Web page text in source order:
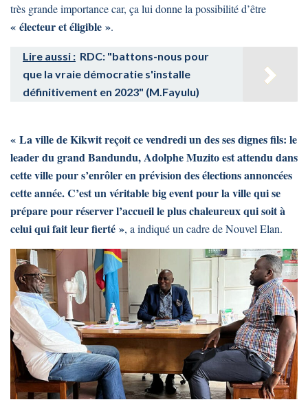
très grande importance car, ça lui donne la possibilité d’être
« électeur et éligible ».
Lire aussi : RDC: "battons-nous pour
que la vraie démocratie s'installe
définitivement en 2023" (M.Fayulu)
« La ville de Kikwit reçoit ce vendredi un des ses dignes fils: le
leader du grand Bandundu, Adolphe Muzito est attendu dans
cette ville pour s’enrôler en prévision des élections annoncées
cette année. C’est un véritable big event pour la ville qui se
prépare pour réserver l’accueil le plus chaleureux qui soit à
celui qui fait leur fierté », a indiqué un cadre de Nouvel Elan.